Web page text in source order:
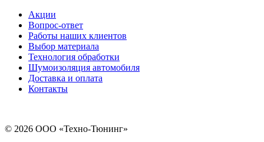
Акции
Вопрос-ответ
Работы наших клиентов
Выбор материала
Технология обработки
Шумоизоляция автомобиля
Доставка и оплата
Контакты
© 2026 ООО «Техно-Тюнинг»